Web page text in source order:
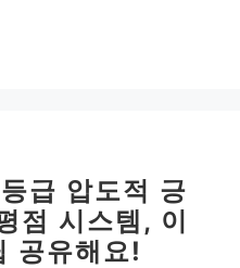
급 압도적 긍
점 시스템, 이
공유해요!